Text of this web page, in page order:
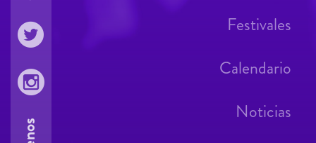
Festivales
Calendario
Noticias